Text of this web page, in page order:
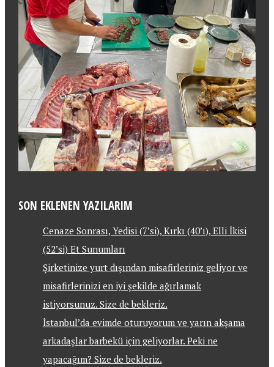
SON EKLENEN YAZILARIM
Cenaze Sonrası, Yedisi (7’si), Kırkı (40’ı), Elli İkisi
(52’si) Et Sunumları
Şirketinize yurt dışından misafirleriniz geliyor ve
misafirlerinizi en iyi şekilde ağırlamak
istiyorsunuz. Size de bekleriz.
İstanbul’da evimde oturuyorum ve yarın akşama
arkadaşlar barbekü için geliyorlar. Peki ne
yapacağım? Size de bekleriz.